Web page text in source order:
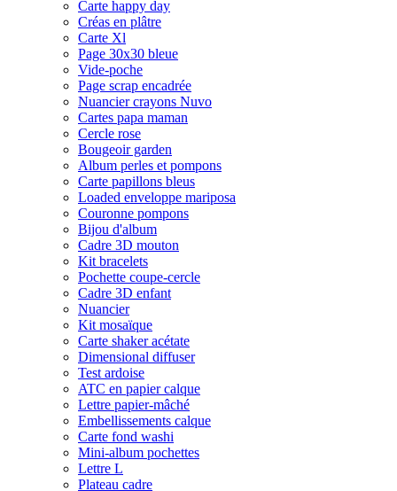
Carte happy day
Créas en plâtre
Carte Xl
Page 30x30 bleue
Vide-poche
Page scrap encadrée
Nuancier crayons Nuvo
Cartes papa maman
Cercle rose
Bougeoir garden
Album perles et pompons
Carte papillons bleus
Loaded enveloppe mariposa
Couronne pompons
Bijou d'album
Cadre 3D mouton
Kit bracelets
Pochette coupe-cercle
Cadre 3D enfant
Nuancier
Kit mosaïque
Carte shaker acétate
Dimensional diffuser
Test ardoise
ATC en papier calque
Lettre papier-mâché
Embellissements calque
Carte fond washi
Mini-album pochettes
Lettre L
Plateau cadre